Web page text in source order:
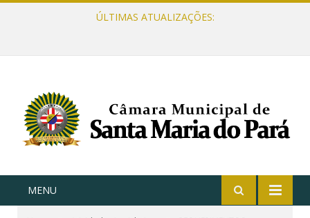
ÚLTIMAS ATUALIZAÇÕES:
MENU